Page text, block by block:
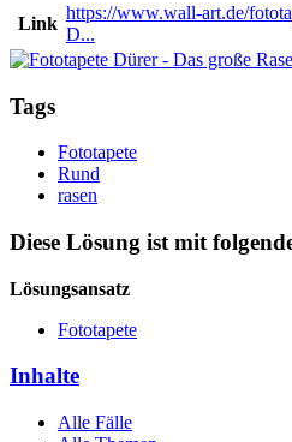
Link
https://www.wall-art.de/
D...
Tags
Fototapete
Rund
rasen
Diese Lösung ist mit
Lösungsansatz
Fototapete
Inhalte
Alle Fälle